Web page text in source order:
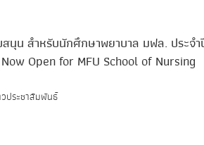
นุน สำหรับนักศึกษาพยาบาล มฟล. ประจำ
Open for MFU School of Nursing
ประชาสัมพันธ์